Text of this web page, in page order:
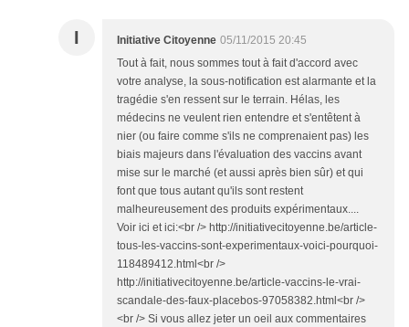
I Initiative Citoyenne 05/11/2015 20:45
Tout à fait, nous sommes tout à fait d'accord avec
votre analyse, la sous-notification est alarmante et la
tragédie s'en ressent sur le terrain. Hélas, les
médecins ne veulent rien entendre et s'entêtent à
nier (ou faire comme s'ils ne comprenaient pas) les
biais majeurs dans l'évaluation des vaccins avant
mise sur le marché (et aussi après bien sûr) et qui
font que tous autant qu'ils sont restent
malheureusement des produits expérimentaux....
Voir ici et ici:<br /> http://initiativecitoyenne.be/article-
tous-les-vaccins-sont-experimentaux-voici-pourquoi-
118489412.html<br />
http://initiativecitoyenne.be/article-vaccins-le-vrai-
scandale-des-faux-placebos-97058382.html<br />
<br /> Si vous allez jeter un oeil aux commentaires